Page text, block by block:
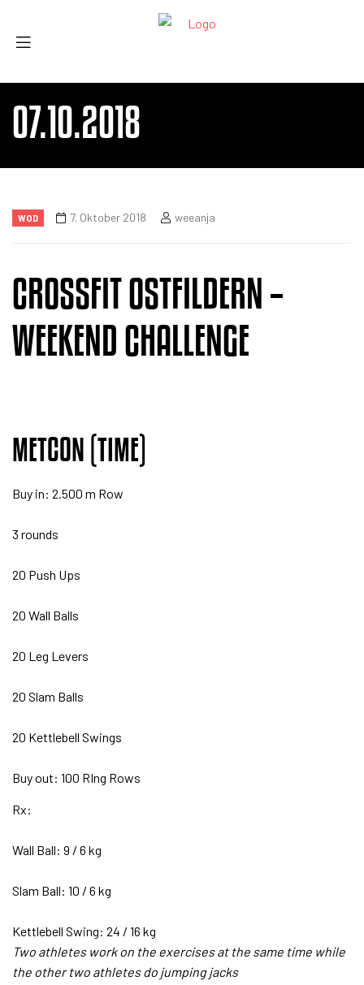
07.10.2018
WOD 7. Oktober 2018 weeanja
CROSSFIT OSTFILDERN –
WEEKEND CHALLENGE
METCON (TIME)
Buy in: 2.500 m Row
3 rounds
20 Push Ups
20 Wall Balls
20 Leg Levers
20 Slam Balls
20 Kettlebell Swings
Buy out: 100 RIng Rows
Rx:
Wall Ball: 9 / 6 kg
Slam Ball: 10 / 6 kg
Kettlebell Swing: 24 / 16 kg
Two athletes work on the exercises at the same time while
the other two athletes do jumping jacks